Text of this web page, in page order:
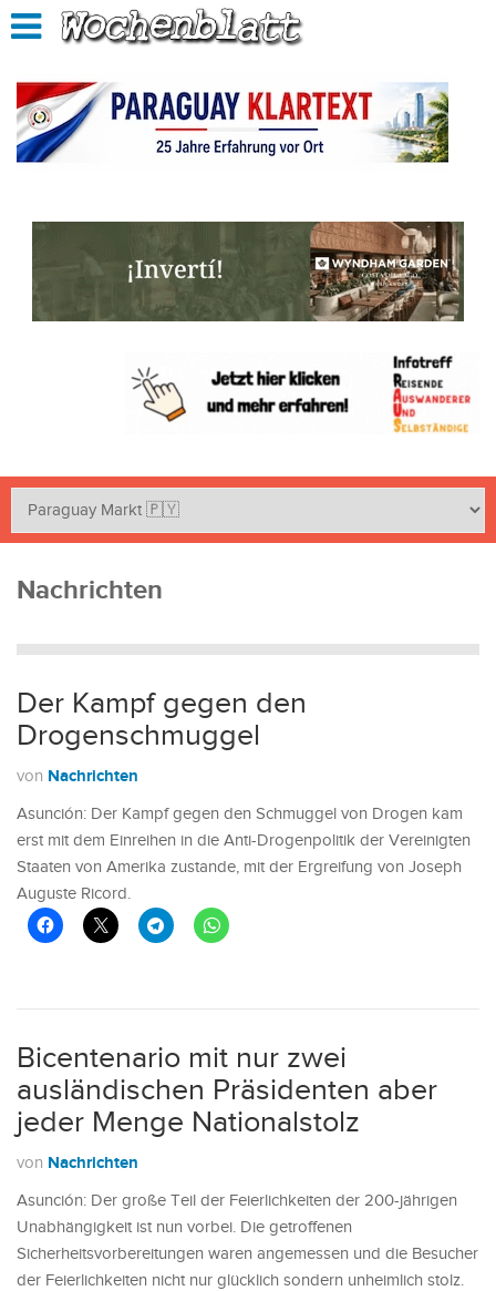
Nachrichten
Der Kampf gegen den
Drogenschmuggel
von Nachrichten
Asunción: Der Kampf gegen den Schmuggel von Drogen kam
erst mit dem Einreihen in die Anti-Drogenpolitik der Vereinigten
Staaten von Amerika zustande, mit der Ergreifung von Joseph
Auguste Ricord.
Bicentenario mit nur zwei
ausländischen Präsidenten aber
jeder Menge Nationalstolz
von Nachrichten
Asunción: Der große Teil der Feierlichkeiten der 200-jährigen
Unabhängigkeit ist nun vorbei. Die getroffenen
Sicherheitsvorbereitungen waren angemessen und die Besucher
der Feierlichkeiten nicht nur glücklich sondern unheimlich stolz.